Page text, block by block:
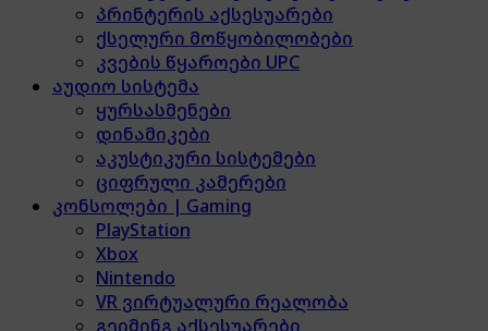
პრინტერის აქსესუარები
ქსელური მოწყობილობები
კვების წყაროები UPC
აუდიო სისტემა
ყურსასმენები
დინამიკები
აკუსტიკური სისტემები
ციფრული კამერები
კონსოლები | Gaming
PlayStation
Xbox
Nintendo
VR ვირტუალური რეალობა
გეიმინგ აქსესუარები